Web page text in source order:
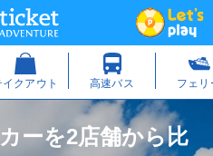
ーを2店舗から比